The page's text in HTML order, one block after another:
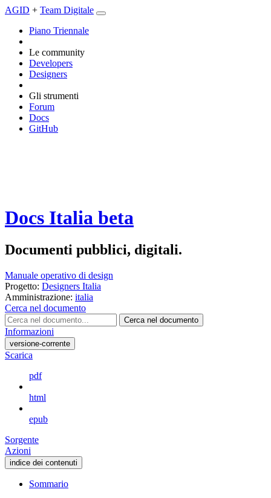
AGID + Team Digitale
Piano Triennale
Le community
Developers
Designers
Gli strumenti
Forum
Docs
GitHub
Docs Italia beta
Documenti pubblici, digitali.
Manuale operativo di design
Progetto: Designers Italia
Amministrazione: italia
Cerca nel documento
Cerca nel documento
Informazioni
versione-corrente
Scarica
pdf
html
epub
Sorgente
Azioni
indice dei contenuti
Sommario